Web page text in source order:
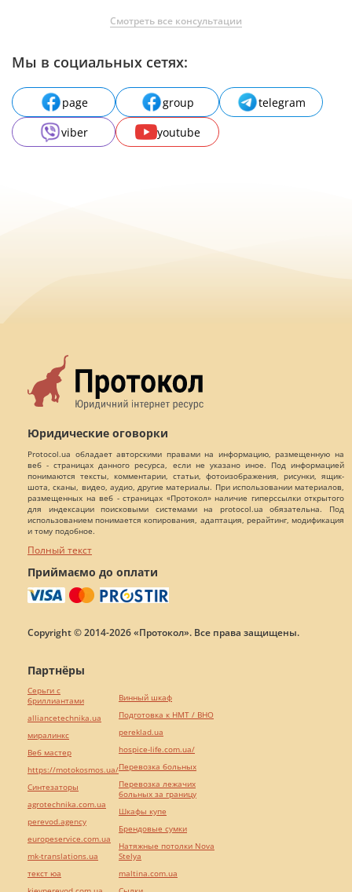
Смотреть все консультации
Мы в социальных сетях:
page group
telegram
viber
youtube
Юридические оговорки
Protocol.ua обладает авторскими правами на информацию, размещенную на
веб - страницах данного ресурса, если не указано иное. Под информацией
понимаются тексты, комментарии, статьи, фотоизображения, рисунки, ящик-
шота, сканы, видео, аудио, другие материалы. При использовании материалов,
размещенных на веб - страницах «Протокол» наличие гиперссылки открытого
для индексации поисковыми системами на protocol.ua обязательна. Под
использованием понимается копирования, адаптация, рерайтинг, модификация
и тому подобное.
Полный текст
Приймаємо до оплати
Copyright © 2014-2026 «Протокол». Все права защищены.
Партнёры
Серьги с
бриллиантами
alliancetechnika.ua
миралинкс
Веб мастер
https://motokosmos.ua/
Синтезаторы
agrotechnika.com.ua
perevod.agency
europeservice.com.ua
mk-translations.ua
текст юа
Винный шкаф
Подготовка к НМТ / ВНО
pereklad.ua
hospice-life.com.ua/
Перевозка больных
Перевозка лежачих
больных за границу
Шкафы купе
Брендовые сумки
Натяжные потолки Nova
Stelya
maltina.com.ua